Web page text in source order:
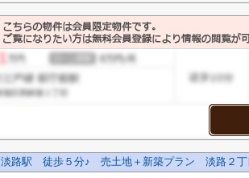
淡路駅 徒歩５分♪ 売土地＋新築プラン 淡路２丁